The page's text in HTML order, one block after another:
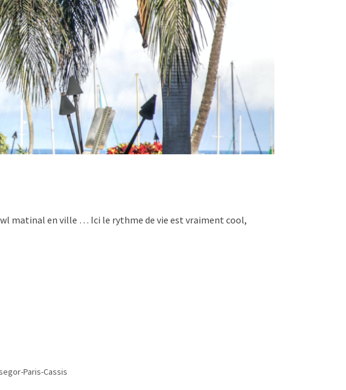
matinal en ville … Ici le rythme de vie est vraiment cool,
Paris-Cassis